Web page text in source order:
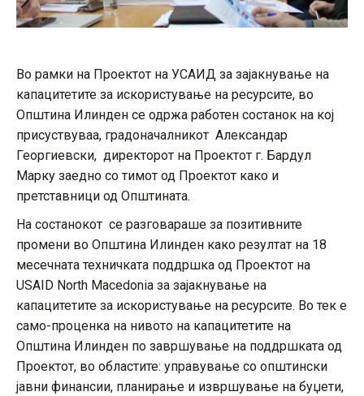
Во рамки на Проектот на УСАИД за зајакнување на
капацитетите за искористување на ресурсите, во
Општина Илинден се одржа работен состанок на кој
присуствуваа, градоначалникот Александар
Георгиевски, директорот на Проектот г. Бардул
Марку заедно со тимот од Проектот како и
претставници од Општината.
На состанокот се разговараше за позитивните
промени во Општина Илинден како резултат на 18
месечната техничката поддршка од Проектот на
USAID North Macedonia за зајакнување на
капацитетите за искористување на ресурсите. Во тек е
само-проценка на нивото на капацитетите на
Општина Илинден по завршување на поддршката од
Проектот, во областите: управување со општински
јавни финансии, планирање и извршување на буџети,